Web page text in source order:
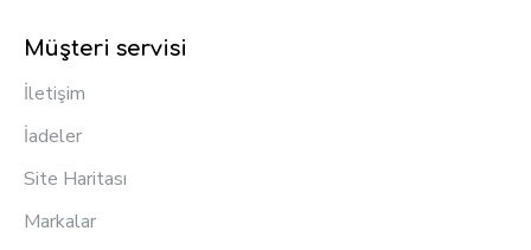
Müşteri servisi
İletişim
İadeler
Site Haritası
Markalar